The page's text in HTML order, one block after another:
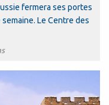
fermera ses portes
Le Centre des